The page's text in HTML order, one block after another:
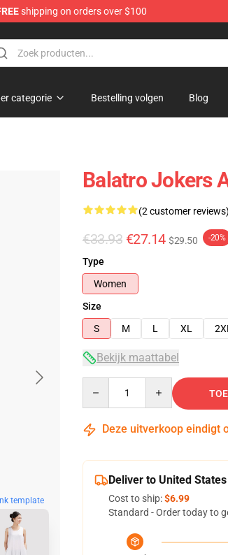
shipping on orders over $100
categorie Bestelling volgen Blog
template
Balatro Jokers
(2 customer reviews)
€33.93 €27.14 $29.50 -20%
Type
Women
Size
S
M L XL 2XL
Bekijk maattabel
Deze uitverkoop eindigt
Deliver to United States
Cost to ship:$6.99
Standard - Order today to